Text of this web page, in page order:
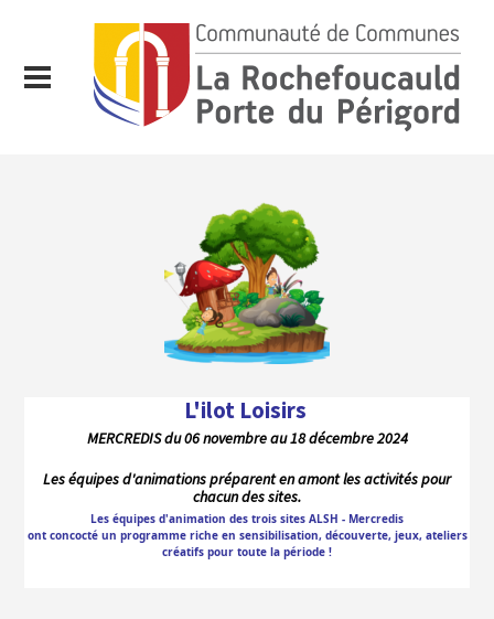
L'ilot Loisirs
MERCREDIS du 06 novembre au 18 décembre 2024
Les équipes d'animations préparent en amont les activités pour
chacun des sites.
Les équipes d'animation des trois sites ALSH - Mercredis
ont concocté un programme riche en sensibilisation, découverte, jeux, ateliers
créatifs pour toute la période !